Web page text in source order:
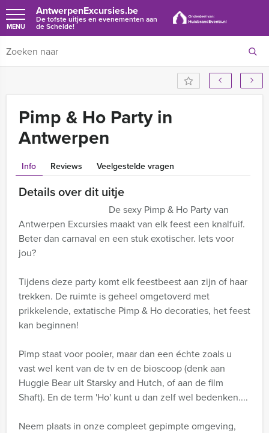
AntwerpenExcursies.be
De tofste uitjes en evenementen aan
de Schelde!
MENU
Pimp & Ho Party in
Antwerpen
Info Reviews Veelgestelde vragen
Details over dit uitje
De sexy Pimp & Ho Party van
Antwerpen Excursies maakt van elk feest een knalfuif.
Beter dan carnaval en een stuk exotischer. Iets voor
jou?
Tijdens deze party komt elk feestbeest aan zijn of haar
trekken. De ruimte is geheel omgetoverd met
prikkelende, extatische Pimp & Ho decoraties, het feest
kan beginnen!
Pimp staat voor pooier, maar dan een échte zoals u
vast wel kent van de tv en de bioscoop (denk aan
Huggie Bear uit Starsky and Hutch, of aan de film
Shaft). En de term 'Ho' kunt u dan zelf wel bedenken....
Neem plaats in onze compleet gepimpte omgeving,